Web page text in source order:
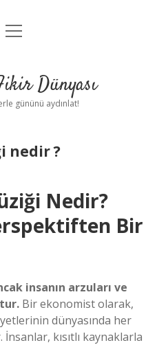
Uyarı
menüyü
Dünyası
gününü aydınlat!
nedir ?
Nedir?
Bir
insanın arzuları ve
Bir ekonomist olarak,
dünyasında her
kısıtlı kaynaklarla